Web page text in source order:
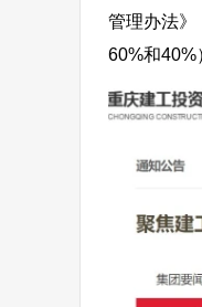
管理办法》
60%和40%